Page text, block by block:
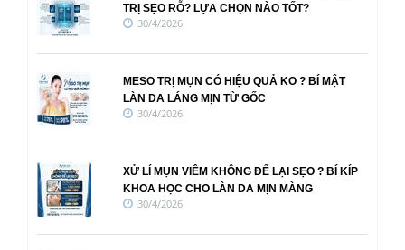
TRỊ SẸO RỖ? LỰA CHỌN NÀO TỐT?
30/4/2026
MESO TRỊ MỤN CÓ HIỆU QUẢ KO ? BÍ MẬT
LÀN DA LÁNG MỊN TỪ GỐC
30/4/2026
XỬ LÍ MỤN VIÊM KHÔNG ĐỂ LẠI SẸO ? BÍ KÍP
KHOA HỌC CHO LÀN DA MỊN MÀNG
30/4/2026